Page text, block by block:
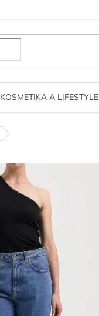
KOSMETIKA A LIFESTYLE